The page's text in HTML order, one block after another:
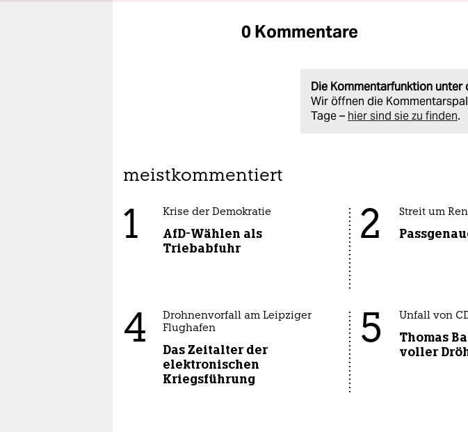
0 Kommentare
Die Kommentarfunktion
Wir öffnen die
Tage – hier sind sie zu finden.
meistkommentiert
1 Krise der Demokratie
AfD-Wählen als
Triebabfuhr
2 Streit um
4
Drohnenvorfall am Leipziger
Flughafen
Das Zeitalter der
elektronischen
Kriegsführung
5 Unfall von
Thomas
voller